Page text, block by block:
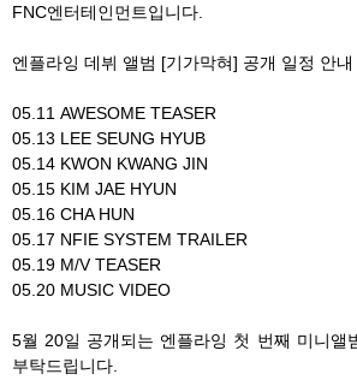
FNC엔터테인먼트입니다.
엔플라잉 데뷔 앨범 [기가막혀] 공개 일정 안내
05.11 AWESOME TEASER
05.13 LEE SEUNG HYUB
05.14 KWON KWANG JIN
05.15 KIM JAE HYUN
05.16 CHA HUN
05.17 NFIE SYSTEM TRAILER
05.19 M/V TEASER
05.20 MUSIC VIDEO
5월 20일 공개되는 엔플라잉 첫 번째 미니앨
부탁드립니다.